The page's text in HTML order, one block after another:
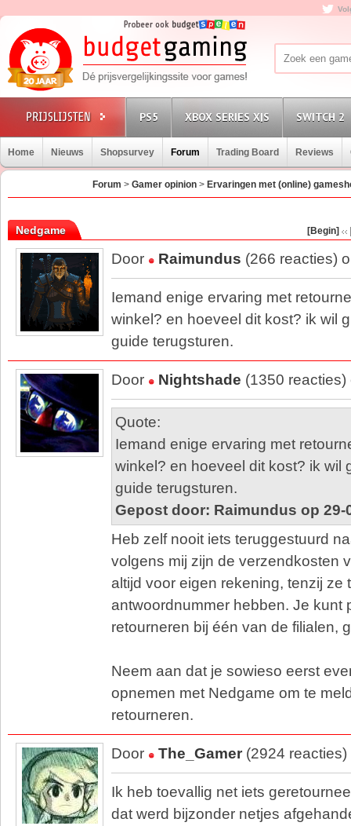
PS5 XBOX SERIES X|S SWITCH 2
Home Nieuws Shopsurvey Forum Trading Board Reviews
Forum >Gamer opinion > Ervaringen met (online)
Nedgame [Begin]
Door Raimundus (266 reacties)
Iemand enige ervaring met
winkel? en hoeveel dit kost? ik wil
guide terugsturen.
Door Nightshade (1350
Quote:
Iemand enige ervaring met
winkel? en hoeveel dit kost? ik wil
guide terugsturen.
Gepost door: Raimundus op 29-
Heb zelf nooit iets teruggestuurd
volgens mij zijn de verzendkosten
altijd voor eigen rekening, tenzij ze
antwoordnummer hebben. Je kunt
retourneren bij één van de filialen,
Neem aan dat je sowieso eerst
opnemen met Nedgame om te
retourneren.
Door The_Gamer (2924
Ik heb toevallig net iets
dat werd bijzonder netjes